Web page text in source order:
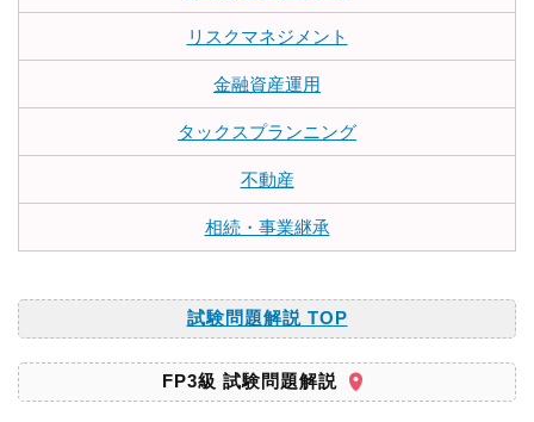
リスクマネジメント
金融資産運用
タックスプランニング
不動産
相続・事業継承
試験問題解説 TOP
FP3級 試験問題解説